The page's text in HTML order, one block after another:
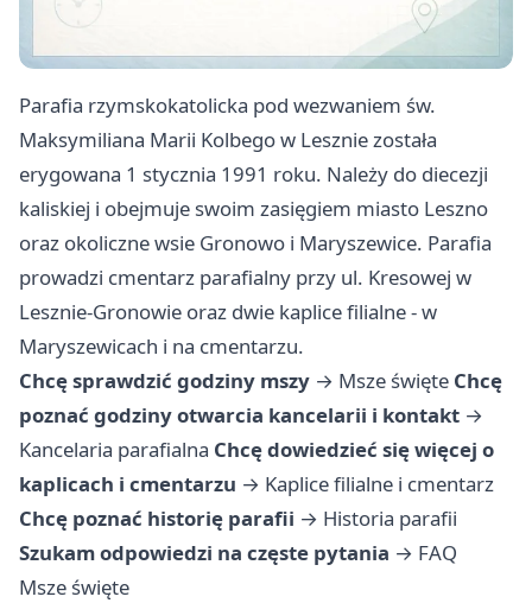
Parafia rzymskokatolicka pod wezwaniem św.
Maksymiliana Marii Kolbego w Lesznie została
erygowana 1 stycznia 1991 roku. Należy do diecezji
kaliskiej i obejmuje swoim zasięgiem miasto Leszno
oraz okoliczne wsie Gronowo i Maryszewice. Parafia
prowadzi cmentarz parafialny przy ul. Kresowej w
Lesznie-Gronowie oraz dwie kaplice filialne - w
Maryszewicach i na cmentarzu.
Chcę sprawdzić godziny mszy → Msze święte Chcę
poznać godziny otwarcia kancelarii i kontakt →
Kancelaria parafialna Chcę dowiedzieć się więcej o
kaplicach i cmentarzu → Kaplice filialne i cmentarz
Chcę poznać historię parafii → Historia parafii
Szukam odpowiedzi na częste pytania → FAQ
Msze święte